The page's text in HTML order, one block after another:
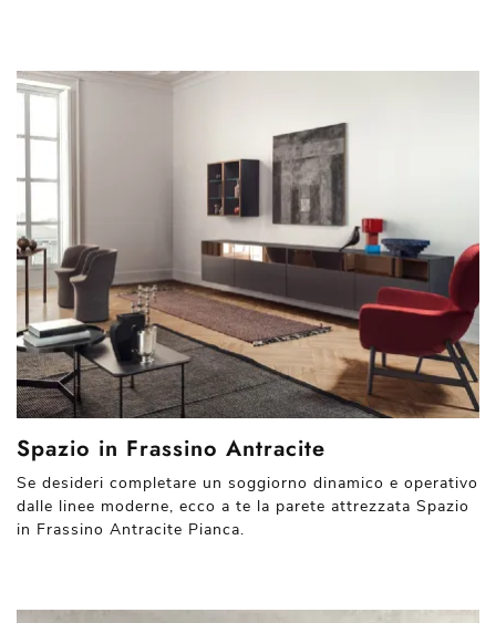
Spazio in Frassino Antracite
Se desideri completare un soggiorno dinamico e operativo
dalle linee moderne, ecco a te la parete attrezzata Spazio
in Frassino Antracite Pianca.